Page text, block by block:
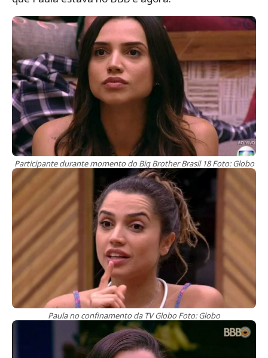
Participante durante momento do Big Brother Brasil 18 Foto: Globo
Paula no confinamento da TV Globo Foto: Globo